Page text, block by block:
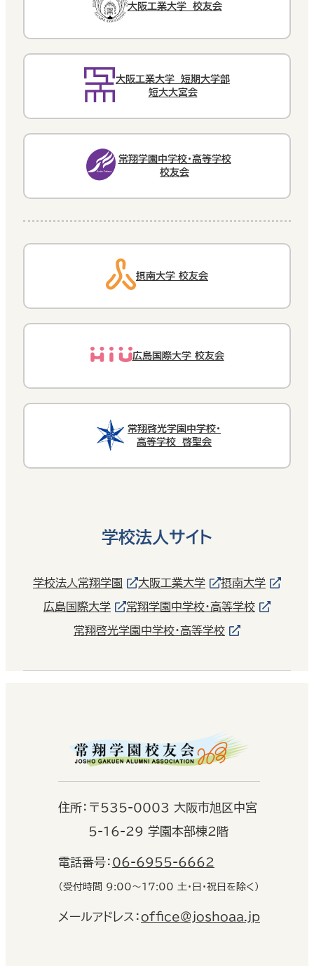
大阪工業大学 校友会
大阪工業大学 短期大学部
短大大宮会
常翔学園中学校・高等学校
校友会
摂南大学 校友会
広島国際大学 校友会
常翔啓光学園中学校・
高等学校 啓聖会
学校法人サイト
学校法人常翔学園 大阪工業大学 摂南大学
広島国際大学 常翔学園中学校・高等学校
常翔啓光学園中学校・高等学校
住所： 〒535-0003 大阪市旭区中宮
5-16-29 学園本部棟2階
電話番号： 06-6955-6662
（受付時間 9:00〜17:00 土・日・祝日を除く）
メールアドレス：office@joshoaa.jp